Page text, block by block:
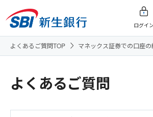
ログイン
よくあるご質問TOP マネックス証券での口座
よくあるご質問